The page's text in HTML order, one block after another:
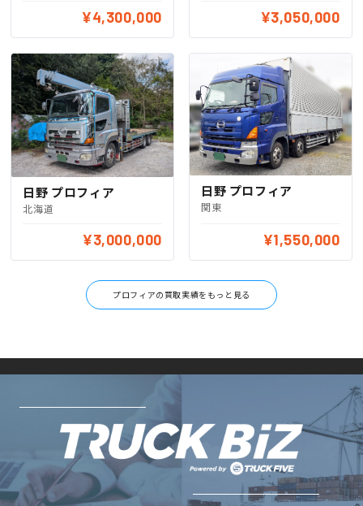
¥4,300,000 ¥3,050,000
日野 プロフィア
北海道
¥3,000,000
日野 プロフィア
関東
¥1,550,000
プロフィアの買取実績をもっと見る